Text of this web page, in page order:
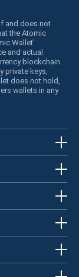
and does not
the Atomic
Wallet’
and actual
blockchain
private keys,
does not hold,
wallets in any